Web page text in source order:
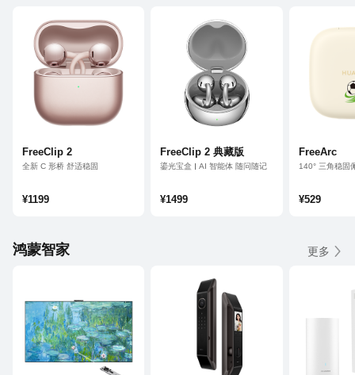
FreeClip 2
全新 C 形桥 舒适稳固
¥1199
FreeClip 2 典藏版
鎏光宝盒
AI 智能体 随问随记
¥1499
FreeArc
140° 三角稳固
¥529
鸿蒙智家 更多